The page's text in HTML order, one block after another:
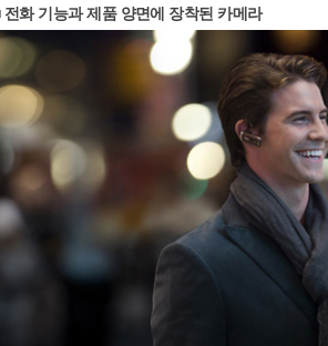
전화 기능과 제품 양면에 장착된 카메라